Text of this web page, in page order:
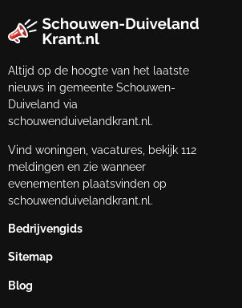
Altijd op de hoogte van het laatste
nieuws in gemeente Schouwen-
Duiveland via
schouwenduivelandkrant.nl.
Vind woningen, vacatures, bekijk 112
meldingen en zie wanneer
evenementen plaatsvinden op
schouwenduivelandkrant.nl.
Bedrijvengids
Sitemap
Blog